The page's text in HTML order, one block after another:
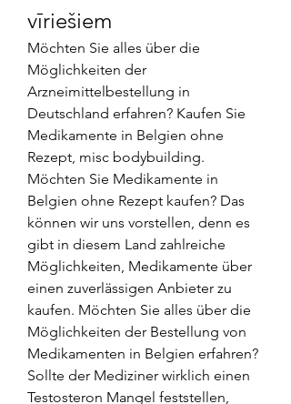
vīriešiem
Möchten Sie alles über die
Möglichkeiten der
Arzneimittelbestellung in
Deutschland erfahren? Kaufen Sie
Medikamente in Belgien ohne
Rezept, misc bodybuilding.
Möchten Sie Medikamente in
Belgien ohne Rezept kaufen? Das
können wir uns vorstellen, denn es
gibt in diesem Land zahlreiche
Möglichkeiten, Medikamente über
einen zuverlässigen Anbieter zu
kaufen. Möchten Sie alles über die
Möglichkeiten der Bestellung von
Medikamenten in Belgien erfahren?
Sollte der Mediziner wirklich einen
Testosteron Mangel feststellen,